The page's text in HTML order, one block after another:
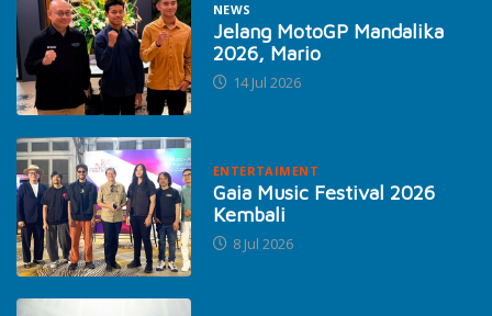
NEWS
Jelang MotoGP Mandalika
2026, Mario
14 Jul 2026
ENTERTAIMENT
Gaia Music Festival 2026
Kembali
8 Jul 2026